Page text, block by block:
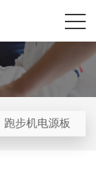
跑步机电源板